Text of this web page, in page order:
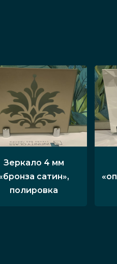
Зеркало 4 мм
сатин»,
полировка